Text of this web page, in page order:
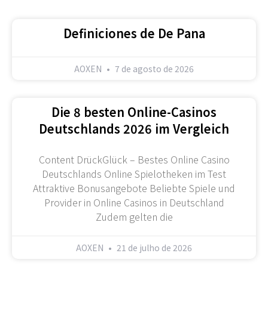
Definiciones de De Pana
AOXEN 7 de agosto de 2026
Die 8 besten Online-Casinos
Deutschlands 2026 im Vergleich
Content DrückGlück – Bestes Online Casino
Deutschlands Online Spielotheken im Test
Attraktive Bonusangebote Beliebte Spiele und
Provider in Online Casinos in Deutschland
Zudem gelten die
AOXEN 21 de julho de 2026